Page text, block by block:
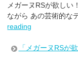
メガーヌRSが欲しい
ながら あの芸術的な
reading
「メガーヌRSが